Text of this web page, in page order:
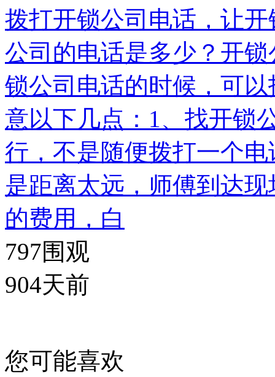
拨打开锁公司电话，让
公司的电话是多少？开
锁公司电话的时候，可
意以下几点：1、找开锁
行，不是随便拨打一个
是距离太远，师傅到达
的费用，白
797围观
904天前
您可能喜欢